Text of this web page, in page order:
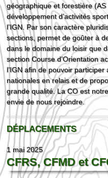
géographique et forestière
développement d’activités
l’IGN. Par son caractère
sections, permet de goûter à
dans le domaine du loisir que
section Course d’Orientation
l’IGN afin de pouvoir
nationales en relais et de
grande qualité. La CO est
envie de nous rejoindre.
DÉPLACEMENTS
1 mai 2025
CFRS, CFMD et